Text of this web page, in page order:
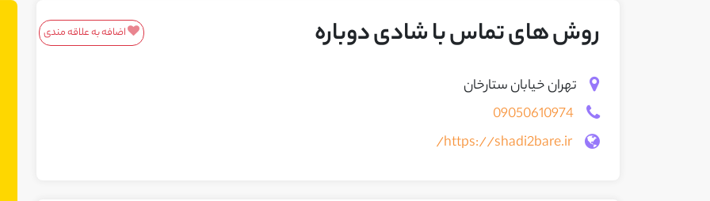
روش های تماس با شادی دوباره اضافه به علاقه مندی
تهران خیابان ستارخان
09050610974
https://shadi2bare.ir/